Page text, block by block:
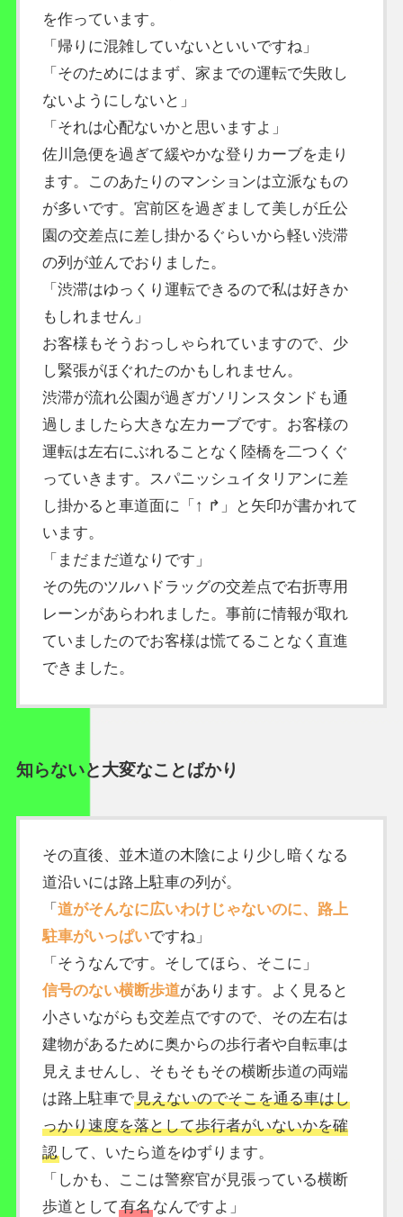
を作っています。
「帰りに混雑していないといいですね」
「そのためにはまず、家までの運転で失敗し
ないようにしないと」
「それは心配ないかと思いますよ」
佐川急便を過ぎて緩やかな登りカーブを走り
ます。このあたりのマンションは立派なもの
が多いです。宮前区を過ぎまして美しが丘公
園の交差点に差し掛かるぐらいから軽い渋滞
の列が並んでおりました。
「渋滞はゆっくり運転できるので私は好きか
もしれません」
お客様もそうおっしゃられていますので、少
し緊張がほぐれたのかもしれません。
渋滞が流れ公園が過ぎガソリンスタンドも通
過しましたら大きな左カーブです。お客様の
運転は左右にぶれることなく陸橋を二つくぐ
っていきます。スパニッシュイタリアンに差
し掛かると車道面に「↑ ↱」と矢印が書かれて
います。
「まだまだ道なりです」
その先のツルハドラッグの交差点で右折専用
レーンがあらわれました。事前に情報が取れ
ていましたのでお客様は慌てることなく直進
できました。
知らないと大変なことばかり
その直後、並木道の木陰により少し暗くなる
道沿いには路上駐車の列が。
「道がそんなに広いわけじゃないのに、路上
駐車がいっぱいですね」
「そうなんです。そしてほら、そこに」
信号のない横断歩道があります。よく見ると
小さいながらも交差点ですので、その左右は
建物があるために奥からの歩行者や自転車は
見えませんし、そもそもその横断歩道の両端
は路上駐車で見えないのでそこを通る車はし
っかり速度を落として歩行者がいないかを確
認 して、いたら道をゆずります。
「しかも、ここは警察官が見張っている横断
歩道として有名なんですよ」